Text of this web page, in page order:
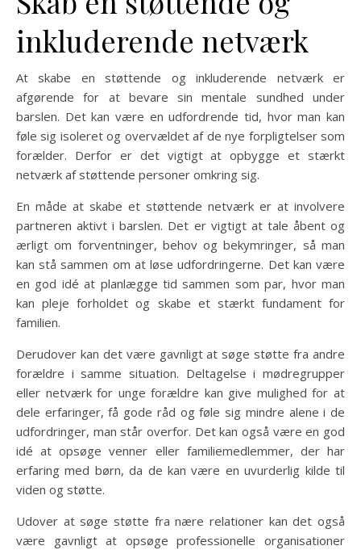
inkluderende netværk
At skabe en støttende og inkluderende netværk er
afgørende for at bevare sin mentale sundhed under
barslen. Det kan være en udfordrende tid, hvor man kan
føle sig isoleret og overvældet af de nye forpligtelser som
forælder. Derfor er det vigtigt at opbygge et stærkt
netværk af støttende personer omkring sig.
En måde at skabe et støttende netværk er at involvere
partneren aktivt i barslen. Det er vigtigt at tale åbent og
ærligt om forventninger, behov og bekymringer, så man
kan stå sammen om at løse udfordringerne. Det kan være
en god idé at planlægge tid sammen som par, hvor man
kan pleje forholdet og skabe et stærkt fundament for
familien.
Derudover kan det være gavnligt at søge støtte fra andre
forældre i samme situation. Deltagelse i mødregrupper
eller netværk for unge forældre kan give mulighed for at
dele erfaringer, få gode råd og føle sig mindre alene i de
udfordringer, man står overfor. Det kan også være en god
idé at opsøge venner eller familiemedlemmer, der har
erfaring med børn, da de kan være en uvurderlig kilde til
viden og støtte.
Udover at søge støtte fra nære relationer kan det også
være gavnligt at opsøge professionelle organisationer